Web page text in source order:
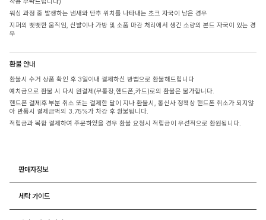
착용 부탁드립니다)
워싱 과정 중 발생하는 냄새와 단추 위치를 나타내는 초크 자국이 남은 경우
지퍼의 뻣뻣한 움직임, 신발이나 가방 및 소품 마감 처리에서 생긴 소량의 본드 자국이 있는 경
우
환불 안내
환불시 수거 상품 확인 후 3일이내 결제하신 방법으로 환불해드립니다
예치금으로 환불 시 다시 원결제(무통장,핸드폰,카드)로의 환불은 불가합니다.
핸드폰 결제후 부분 취소 또는 결제한 달이 지나 환불시, 통신사 정책상 핸드폰 취소가 되지않
아 반품시 결제금액의 3.75%가 차감 후 환불됩니다.
적립금과 복합 결제하여 주문하였을 경우 환불 요청시 적립금이 우선적으로 환원됩니다.
판매자정보
세탁 가이드